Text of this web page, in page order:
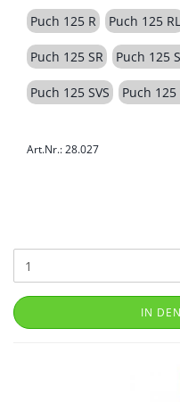
Puch 125 R Puch 125 RL
Puch 125 SR Puch 125
Puch 125 SVS Puch 125
Art.Nr.: 28.027
IN